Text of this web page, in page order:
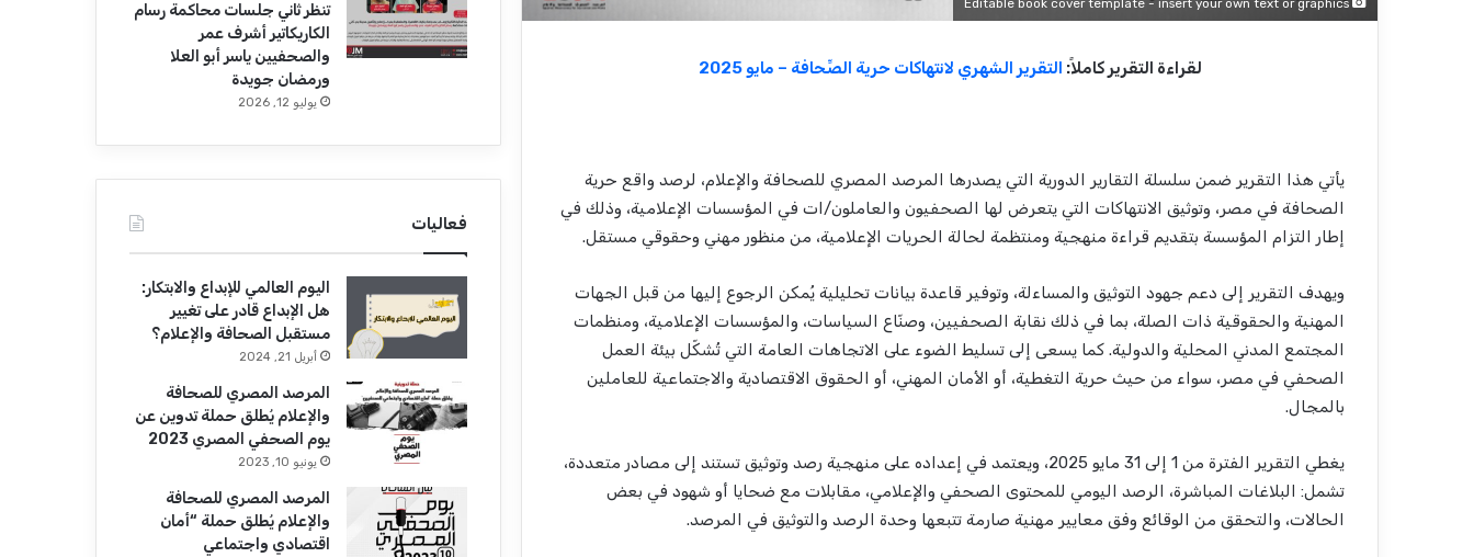
لقراءة التقرير كاملاً: التقرير الشهري لانتهاكات حرية الصِّحافة – مايو 2025
يأتي هذا التقرير ضمن سلسلة التقارير الدورية التي يصدرها المرصد المصري للصحافة والإعلام، لرصد واقع حرية
الصحافة في مصر، وتوثيق الانتهاكات التي يتعرض لها الصحفيون والعاملون/ات في المؤسسات الإعلامية، وذلك في
إطار التزام المؤسسة بتقديم قراءة منهجية ومنتظمة لحالة الحريات الإعلامية، من منظور مهني وحقوقي مستقل.
ويهدف التقرير إلى دعم جهود التوثيق والمساءلة، وتوفير قاعدة بيانات تحليلية يُمكن الرجوع إليها من قبل الجهات
المهنية والحقوقية ذات الصلة، بما في ذلك نقابة الصحفيين، وصنّاع السياسات، والمؤسسات الإعلامية، ومنظمات
المجتمع المدني المحلية والدولية. كما يسعى إلى تسليط الضوء على الاتجاهات العامة التي تُشكّل بيئة العمل
الصحفي في مصر، سواء من حيث حرية التغطية، أو الأمان المهني، أو الحقوق الاقتصادية والاجتماعية للعاملين
بالمجال.
يغطي التقرير الفترة من 1 إلى 31 مايو 2025، ويعتمد في إعداده على منهجية رصد وتوثيق تستند إلى مصادر متعددة،
تشمل: البلاغات المباشرة، الرصد اليومي للمحتوى الصحفي والإعلامي، مقابلات مع ضحايا أو شهود في بعض
الحالات، والتحقق من الوقائع وفق معايير مهنية صارمة تتبعها وحدة الرصد والتوثيق في المرصد.
تنظر ثاني جلسات محاكمة رسام
الكاريكاتير أشرف عمر
والصحفيين ياسر أبو العلا
ورمضان جويدة
يوليو 12, 2026
فعاليات
اليوم العالمي للإبداع والابتكار:
هل الإبداع قادر على تغيير
مستقبل الصحافة والإعلام؟
أبريل 21, 2024
المرصد المصري للصحافة
والإعلام يُطلق حملة تدوين عن
يوم الصحفي المصري 2023
يونيو 10, 2023
المرصد المصري للصحافة
والإعلام يُطلق حملة “أمان
اقتصادي واجتماعي